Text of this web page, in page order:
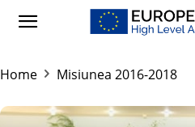
Home Misiunea 2016-2018